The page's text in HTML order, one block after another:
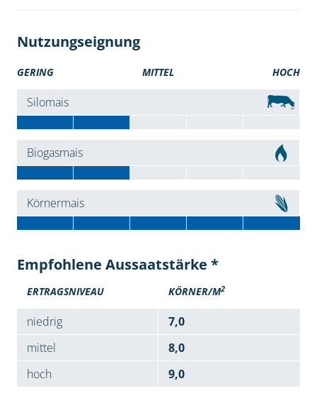
Nutzungseignung
GERING MITTEL HOCH
Silomais
Biogasmais
Körnermais
Empfohlene Aussaatstärke *
ERTRAGSNIVEAU KÖRNER/M2
niedrig
7,0
mittel
8,0
hoch
9,0